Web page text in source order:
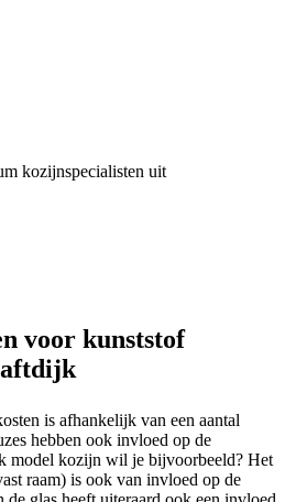
kozijnspecialisten uit
voor kunststof
is afhankelijk van een aantal
hebben ook invloed op de
model kozijn wil je bijvoorbeeld? Het
raam) is ook van invloed op de